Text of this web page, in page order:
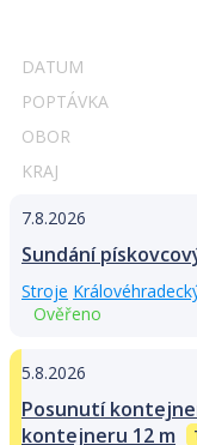
DATUM
POPTÁVKA
OBOR
KRAJ
7.8.2026
Sundání
Stroje
Ověřeno
5.8.2026
Posunutí
kontejneru 12 m